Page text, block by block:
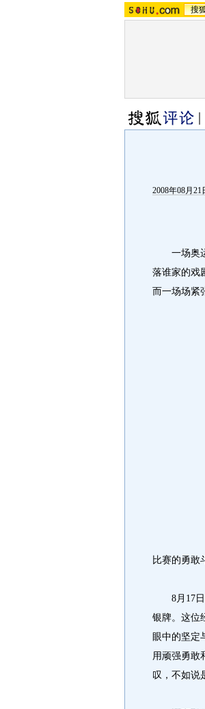
搜
2008年08月21
一场奥运
落谁家的戏
而一场场紧
比赛的勇敢
8月17日
银牌。这位
眼中的坚定
用顽强勇敢
叹，不如说